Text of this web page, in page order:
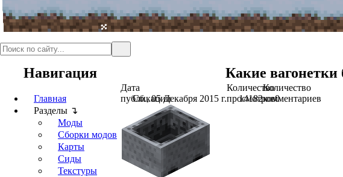
Навигация
Главная
Разделы ↴
Моды
Сборки модов
Карты
Сиды
Текстуры
Какие
Дата
публикации
Сб., 05 Декабря 2015 г.
Количество
просмотров
14182
Количество
комментариев
0